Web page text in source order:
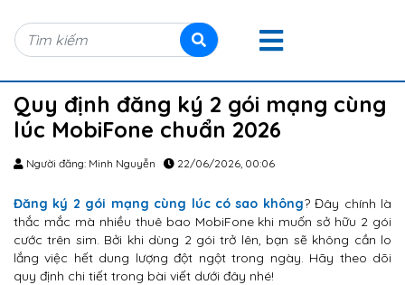
Quy định đăng ký 2 gói mạng cùng
lúc MobiFone chuẩn 2026
Người đăng: Minh Nguyễn 22/06/2026, 00:06
Đăng ký 2 gói mạng cùng lúc có sao không? Đây chính là
thắc mắc mà nhiều thuê bao MobiFone khi muốn sở hữu 2 gói
cước trên sim. Bởi khi dùng 2 gói trở lên, bạn sẽ không cần lo
lắng việc hết dung lượng đột ngột trong ngày. Hãy theo dõi
quy định chi tiết trong bài viết dưới đây nhé!